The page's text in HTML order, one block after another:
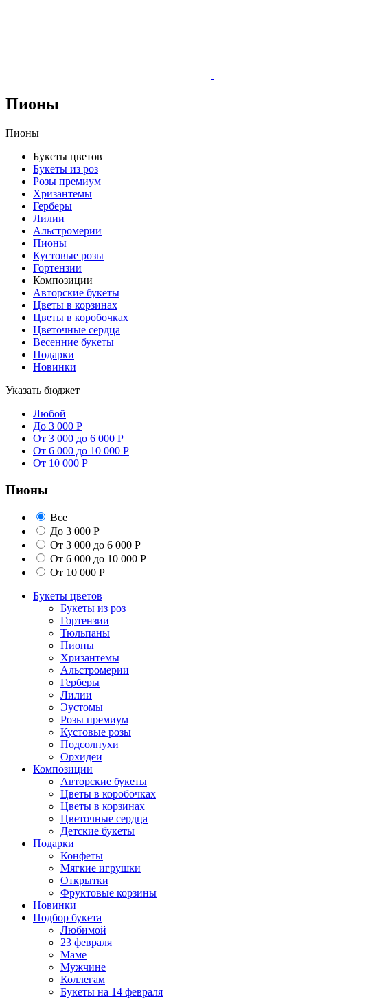
Пионы
Пионы
Букеты цветов
Букеты из роз
Розы премиум
Хризантемы
Герберы
Лилии
Альстромерии
Пионы
Кустовые розы
Гортензии
Композиции
Авторские букеты
Цветы в корзинах
Цветы в коробочках
Цветочные сердца
Весенние букеты
Подарки
Новинки
Указать бюджет
Любой
До 3 000 Р
От 3 000 до 6 000 Р
От 6 000 до 10 000 Р
От 10 000 Р
Пионы
Все
До 3 000 Р
От 3 000 до 6 000 Р
От 6 000 до 10 000 Р
От 10 000 Р
Букеты цветов
Букеты из роз
Гортензии
Тюльпаны
Пионы
Хризантемы
Альстромерии
Герберы
Лилии
Эустомы
Розы премиум
Кустовые розы
Подсолнухи
Орхидеи
Композиции
Авторские букеты
Цветы в коробочках
Цветы в корзинах
Цветочные сердца
Детские букеты
Подарки
Конфеты
Мягкие игрушки
Открытки
Фруктовые корзины
Новинки
Подбор букета
Любимой
23 февраля
Маме
Мужчине
Коллегам
Букеты на 14 февраля